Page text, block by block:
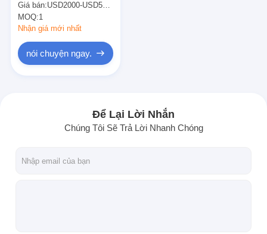
Giá bán:USD2000-USD5000
MOQ:1
Nhận giá mới nhất
nói chuyện ngay.
Để Lại Lời Nhắn
Chúng Tôi Sẽ Trả Lời Nhanh Chóng